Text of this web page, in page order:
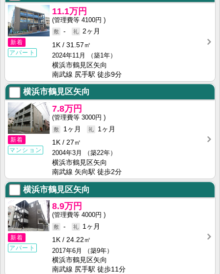
新着
アパート
11.1万円
4100円
-
2ヶ月
1K
31.57㎡
2024年11月
（築1年）
横浜市鶴見区矢向
南武線 尻手駅 徒歩9分
横浜市鶴見区矢向
新着
マンション
7.8万円
3000円
1ヶ月
1ヶ月
1K
27㎡
2004年3月
（築22年）
横浜市鶴見区矢向
南武線 矢向駅 徒歩2分
横浜市鶴見区矢向
新着
アパート
8.9万円
4000円
-
1ヶ月
1K
24.22㎡
2017年6月
（築9年）
横浜市鶴見区矢向
南武線 尻手駅 徒歩11分